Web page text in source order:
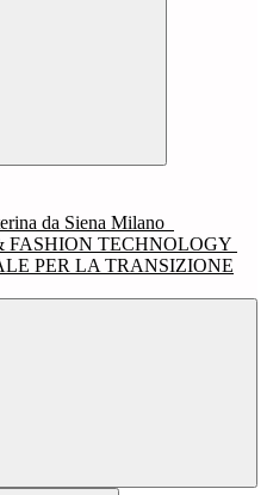
FASHION TECHNOLOGY
PER LA TRANSIZIONE